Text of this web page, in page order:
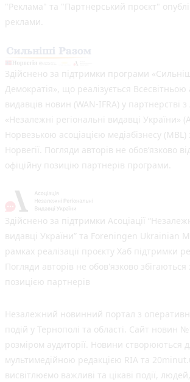
"Реклама" та "Партнерський проєкт"
реклами.
Здійснено за підтримки програми
Демократія», що реалізується Всесвітньою
видавців новин (WAN-IFRA) у партнерстві з
«Незалежні регіональні видавці України»
Норвезькою асоціацією медіабізнесу (MBL)
Норвегії. Погляди авторів не обов’язково
офіційну позицію партнерів програми.
Здійснено за підтримки Асоціації
видавці України” та Foreningen Ukrainian
рамках реалізації проєкту Хаб підтримки
Погляди авторів не обов'язково збігаються
позицією партнерів
Незалежний новинний портал з
подій у Тернополі та області. Сайт новин
розміром аудиторії. Новини створюються
мультимедійною редакцією RIA та
висвітлюємо важливі та цікаві події,